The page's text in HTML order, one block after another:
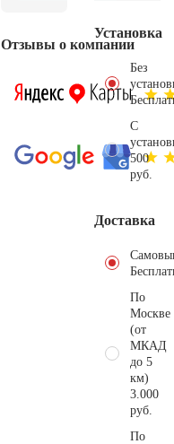
Отзывы о компании
Установка
Без
С
500
руб.
Доставка
По
Москве
(от
МКАД
до 5
км)
3.000
руб.
По